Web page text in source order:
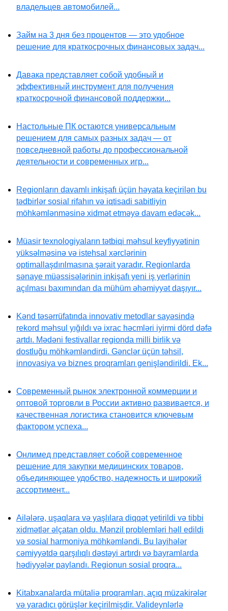
владельцев автомобилей...
Займ на 3 дня без процентов — это удобное
решение для краткосрочных финансовых задач...
Давака представляет собой удобный и
эффективный инструмент для получения
краткосрочной финансовой поддержки...
Настольные ПК остаются универсальным
решением для самых разных задач — от
повседневной работы до профессиональной
деятельности и современных игр...
Regionların davamlı inkişafı üçün həyata keçirilən bu
tədbirlər sosial rifahın və iqtisadi sabitliyin
möhkəmlənməsinə xidmət etməyə davam edəcək...
Müasir texnologiyaların tətbiqi məhsul keyfiyyətinin
yüksəlməsinə və istehsal xərclərinin
optimallaşdırılmasına şərait yaradır. Regionlarda
sənaye müəssisələrinin inkişafı yeni iş yerlərinin
açılması baxımından da mühüm əhəmiyyət daşıyır...
Kənd təsərrüfatında innovativ metodlar sayəsində
rekord məhsul yığıldı və ixrac həcmləri iyirmi dörd dəfə
artdı. Mədəni festivallar regionda milli birlik və
dostluğu möhkəmləndirdi. Gənclər üçün təhsil,
innovasiya və biznes proqramları genişləndirildi. Ek...
Современный рынок электронной коммерции и
оптовой торговли в России активно развивается, и
качественная логистика становится ключевым
фактором успеха...
Онлимед представляет собой современное
решение для закупки медицинских товаров,
объединяющее удобство, надежность и широкий
ассортимент...
Ailələrə, uşaqlara və yaşlılara diqqət yetirildi və tibbi
xidmətlər əlçatan oldu. Mənzil problemləri həll edildi
və sosial harmoniya möhkəmləndi. Bu layihələr
cəmiyyətdə qarşılıqlı dəstəyi artırdı və bayramlarda
hədiyyələr paylandı. Regionun sosial proqra...
Kitabxanalarda mütaliə proqramları, açıq müzakirələr
və yaradıcı görüşlər keçirilmişdir. Valideynlərlə